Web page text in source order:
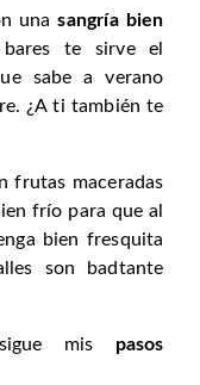
unasangría bien
te sirve el
sabe a verano
¿A ti también te
frutas maceradas
frío para que al
bien fresquita
son badtante
mis pasos